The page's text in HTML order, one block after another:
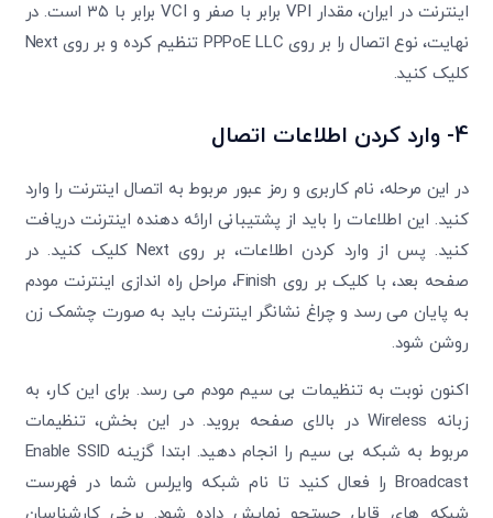
اینترنت در ایران، مقدار VPI برابر با صفر و VCI برابر با ۳۵ است. در
نهایت، نوع اتصال را بر روی PPPoE LLC تنظیم کرده و بر روی Next
کلیک کنید.
4- وارد کردن اطلاعات اتصال
در این مرحله، نام کاربری و رمز عبور مربوط به اتصال اینترنت را وارد
کنید. این اطلاعات را باید از پشتیبانی ارائه دهنده اینترنت دریافت
کنید. پس از وارد کردن اطلاعات، بر روی Next کلیک کنید. در
صفحه بعد، با کلیک بر روی Finish، مراحل راه اندازی اینترنت مودم
به پایان می رسد و چراغ نشانگر اینترنت باید به صورت چشمک زن
روشن شود.
اکنون نوبت به تنظیمات بی سیم مودم می رسد. برای این کار، به
زبانه Wireless در بالای صفحه بروید. در این بخش، تنظیمات
مربوط به شبکه بی سیم را انجام دهید. ابتدا گزینه Enable SSID
Broadcast را فعال کنید تا نام شبکه وایرلس شما در فهرست